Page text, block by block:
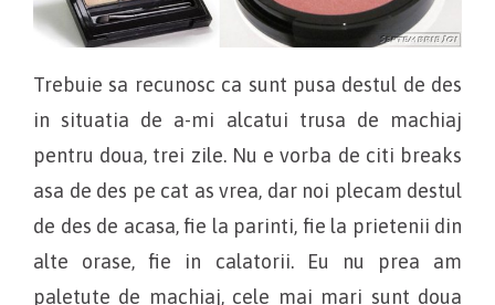
Trebuie sa recunosc ca sunt pusa destul de des
in situatia de a-mi alcatui trusa de machiaj
pentru doua, trei zile. Nu e vorba de citi breaks
asa de des pe cat as vrea, dar noi plecam destul
de des de acasa, fie la parinti, fie la prietenii din
alte orase, fie in calatorii. Eu nu prea am
paletute de machiaj, cele mai mari sunt doua